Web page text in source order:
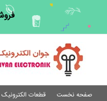
content
صفحه نخست قطعات الکترونیک